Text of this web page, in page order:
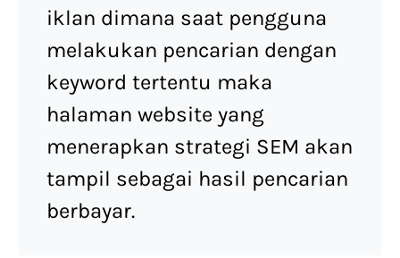
iklan dimana saat pengguna
melakukan pencarian dengan
keyword tertentu maka
halaman website yang
menerapkan strategi SEM akan
tampil sebagai hasil pencarian
berbayar.